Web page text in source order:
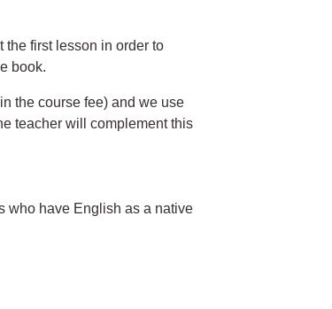
the first lesson in order to
book.
the course fee) and we use
teacher will complement this
who have English as a native